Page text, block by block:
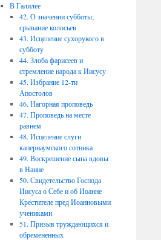
В Галилее
42. О значении субботы;
срывание колосьев
43. Исцеление сухорукого в
субботу
44. Злоба фарисеев и
стремление народа к Иисусу
45. Избрание 12-ти
Апостолов
46. Нагорная проповедь
47. Проповедь на месте
равнем
48. Исцеление слуги
капернаумского сотника
49. Воскрешение сына вдовы
в Наине
50. Свидетельство Господа
Иисуса о Себе и об Иоанне
Крестителе пред Иоанновыми
учениками
51. Призыв труждающихся и
обремененных